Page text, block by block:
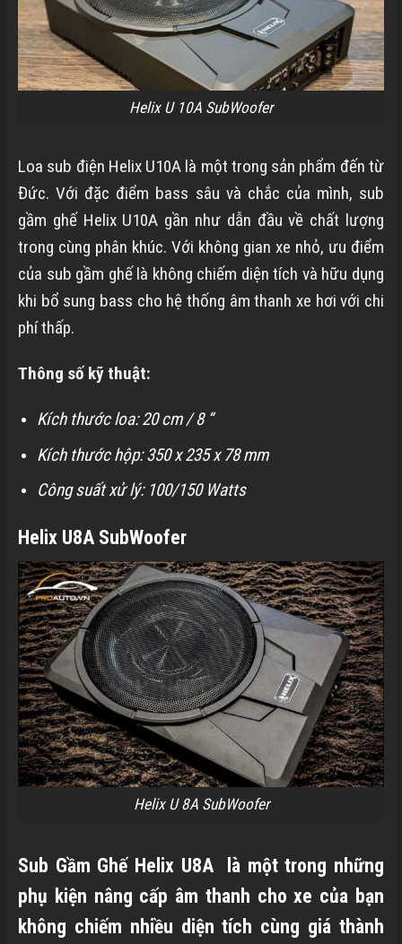
Helix U 10A SubWoofer
Loa sub điện Helix U10A là một trong sản phẩm đến từ
Đức. Với đặc điểm bass sâu và chắc của mình, sub
gầm ghế Helix U10A gần như dẫn đầu về chất lượng
trong cùng phân khúc. Với không gian xe nhỏ, ưu điểm
của sub gầm ghế là không chiếm diện tích và hữu dụng
khi bổ sung bass cho hệ thống âm thanh xe hơi với chi
phí thấp.
Thông số kỹ thuật:
Kích thước loa: 20 cm / 8 “
Kích thước hộp: 350 x 235 x 78 mm
Công suất xử lý: 100/150 Watts
Helix U8A SubWoofer
Helix U 8A SubWoofer
Sub Gầm Ghế Helix U8A là một trong những
phụ kiện nâng cấp âm thanh cho xe của bạn
không chiếm nhiều diện tích cùng giá thành